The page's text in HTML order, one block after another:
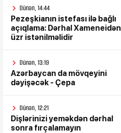
Dünən, 14:44
Pezeşkianın istefası ilə bağlı
açıqlama: Dərhal Xameneidən
üzr istənilməlidir
Dünən, 13:19
Azərbaycan da mövqeyini
dəyişəcək - Çepa
Dünən, 12:21
Dişlərinizi yeməkdən dərhal
sonra fırçalamayın